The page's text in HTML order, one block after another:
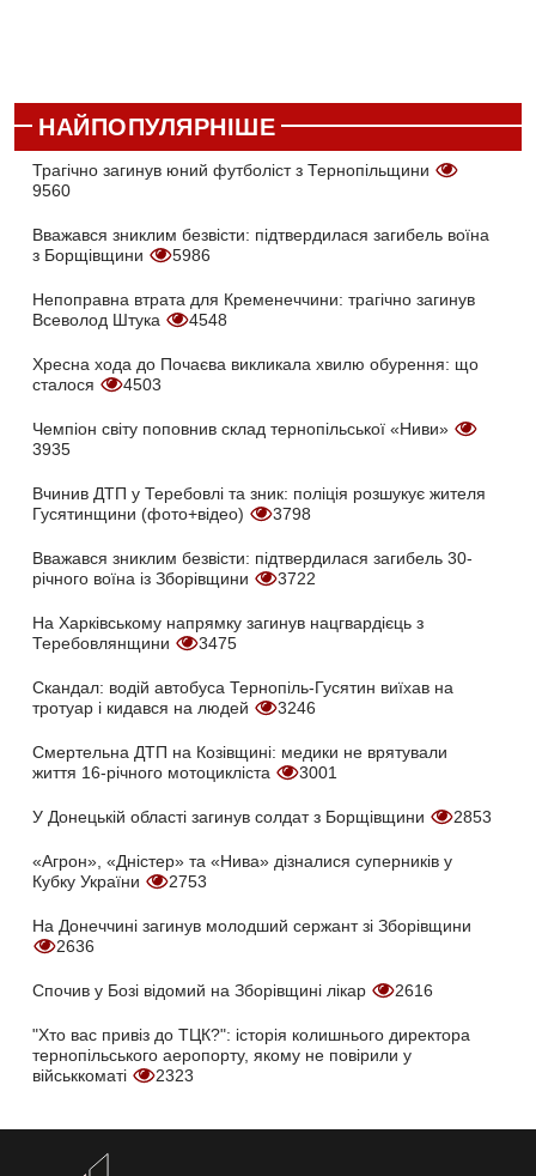
НАЙПОПУЛЯРНІШЕ
Трагічно загинув юний футболіст з Тернопільщини
9560
Вважався зниклим безвісти: підтвердилася загибель воїна
з Борщівщини
5986
Непоправна втрата для Кременеччини: трагічно загинув
Всеволод Штука
4548
Хресна хода до Почаєва викликала хвилю обурення: що
сталося
4503
Чемпіон світу поповнив склад тернопільської «Ниви»
3935
Вчинив ДТП у Теребовлі та зник: поліція розшукує жителя
Гусятинщини (фото+відео)
3798
Вважався зниклим безвісти: підтвердилася загибель 30-
річного воїна із Зборівщини
3722
На Харківському напрямку загинув нацгвардієць з
Теребовлянщини
3475
Скандал: водій автобуса Тернопіль-Гусятин виїхав на
тротуар і кидався на людей
3246
Смертельна ДТП на Козівщині: медики не врятували
життя 16-річного мотоцикліста
3001
У Донецькій області загинув солдат з Борщівщини 2853
«Агрон», «Дністер» та «Нива» дізналися суперників у
Кубку України
2753
На Донеччині загинув молодший сержант зі Зборівщини
2636
Спочив у Бозі відомий на Зборівщині лікар 2616
"Хто вас привіз до ТЦК?": історія колишнього директора
тернопільського аеропорту, якому не повірили у
військкоматі
2323